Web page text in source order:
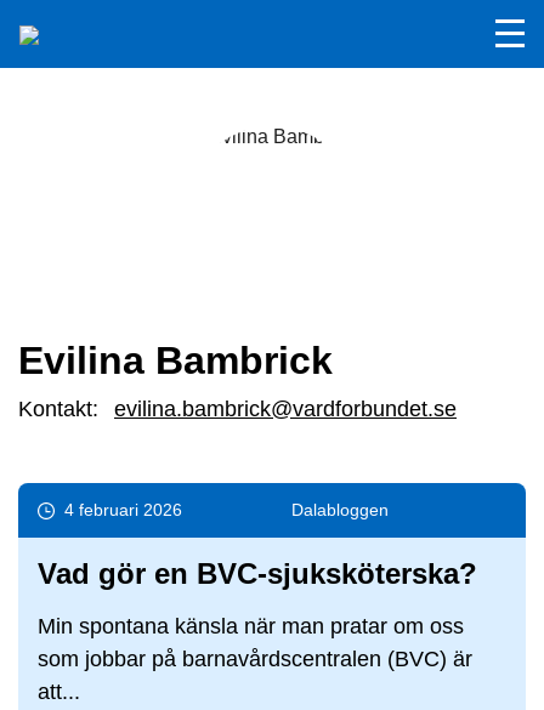
Evilina Bambrick
Kontakt: evilina.bambrick@vardforbundet.se
4 februari 2026 Dala­bloggen
Vad gör en BVC-sjuksköterska?
Min spontana känsla när man pratar om oss
som jobbar på barnavårdscentralen (BVC) är
att...